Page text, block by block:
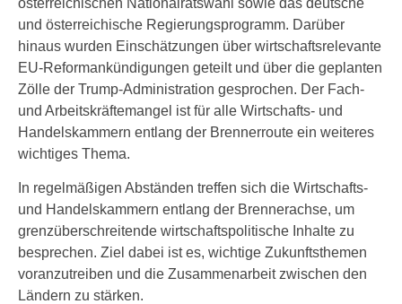
österreichischen Nationalratswahl sowie das deutsche
und österreichische Regierungsprogramm. Darüber
hinaus wurden Einschätzungen über wirtschaftsrelevante
EU-Reformankündigungen geteilt und über die geplanten
Zölle der Trump-Administration gesprochen. Der Fach-
und Arbeitskräftemangel ist für alle Wirtschafts- und
Handelskammern entlang der Brennerroute ein weiteres
wichtiges Thema.
In regelmäßigen Abständen treffen sich die Wirtschafts-
und Handelskammern entlang der Brennerachse, um
grenzüberschreitende wirtschaftspolitische Inhalte zu
besprechen. Ziel dabei ist es, wichtige Zukunftsthemen
voranzutreiben und die Zusammenarbeit zwischen den
Ländern zu stärken.